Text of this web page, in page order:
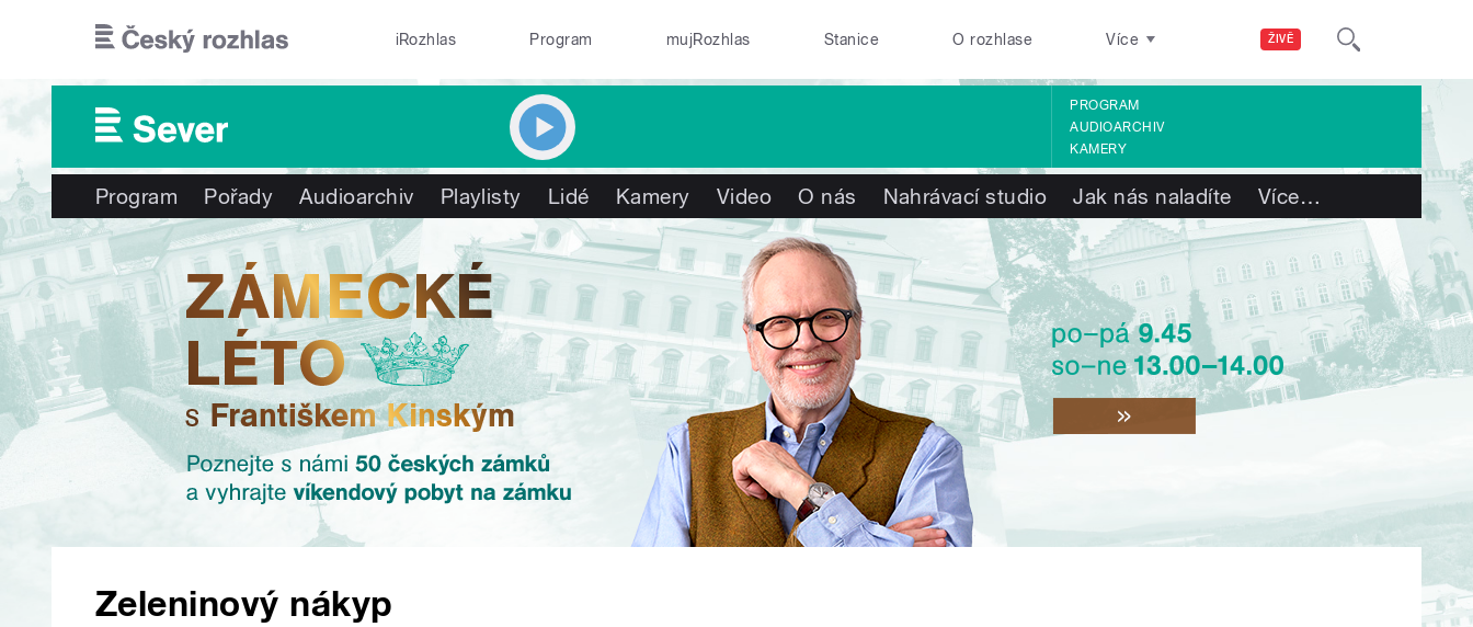
ŽIVĚ
iRozhlas Program mujRozhlas Stanice O rozhlase Více
PROGRAM
AUDIOARCHIV
KAMERY
Program Pořady Audioarchiv Playlisty Lidé Kamery Video O nás Nahrávací studio Jak nás naladíte Více…
Zeleninový nákyp